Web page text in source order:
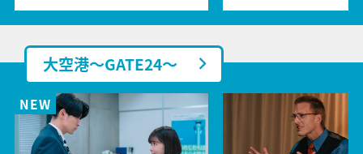
大空港～GATE24～